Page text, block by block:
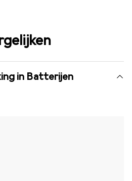
in Batterijen